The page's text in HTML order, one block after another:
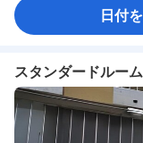
日付
スタンダードルー